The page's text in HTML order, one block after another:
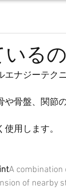
いる
ナジーテク
骨盤、関節
用します。
A
of nearby